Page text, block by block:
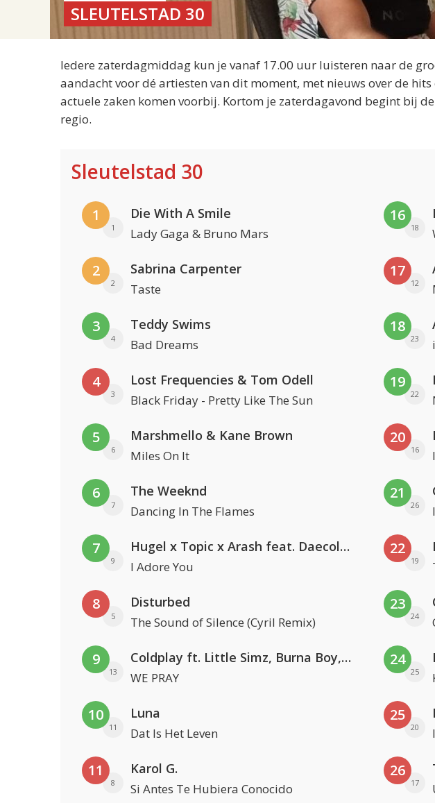
SLEUTELSTAD 30
Iedere zaterdagmiddag kun je vanaf 17.00 uur luisteren naar de
aandacht voor dé artiesten van dit moment, met nieuws over de
actuele zaken komen voorbij. Kortom je zaterdagavond begint bij
regio.
Sleutelstad 30
1
1
Die With A Smile
Lady Gaga & Bruno Mars
2
2
Sabrina Carpenter
Taste
3
4
Teddy Swims
Bad Dreams
4
3
Lost Frequencies & Tom Odell
Black Friday - Pretty Like The Sun
5
6
Marshmello & Kane Brown
Miles On It
6
7
The Weeknd
Dancing In The Flames
7
9
Hugel x Topic x Arash feat. Daecolm
I Adore You
8
5
Disturbed
The Sound of Silence (Cyril Remix)
9
13
Coldplay ft. Little Simz, Burna Boy, Elyanna & Tini
WE PRAY
10
11
Luna
Dat Is Het Leven
11
8
Karol G.
Si Antes Te Hubiera Conocido
16
18
17
12
18
23
19
22
20
16
21
26
22
19
23
24
24
25
25
20
26
17